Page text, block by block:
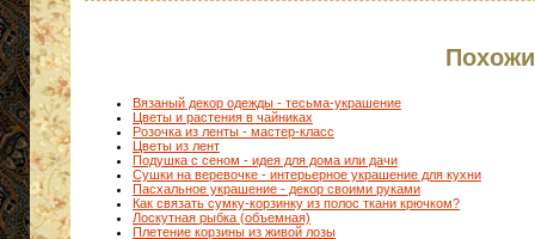
Вязаный декор одежды - тесьма-украшение
Цветы и растения в чайниках
Розочка из ленты - мастер-класс
Цветы из лент
Подушка с сеном - идея для дома или дачи
Сушки на веревочке - интерьерное украшение для кухни
Пасхальное украшение - декор своими руками
Как связать сумку-корзинку из полос ткани крючком?
Лоскутная рыбка (объемная)
Плетение корзины из живой лозы